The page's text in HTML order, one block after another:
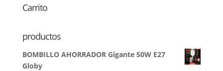
Carrito
productos
BOMBILLO AHORRADOR Gigante 50W E27
Globy